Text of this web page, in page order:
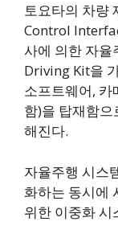
토요타의 차량
Control
사에 의한 자
Driving Kit을
소프트웨어, 카
함)을 탑재함
해진다.
자율주행 시스
화하는 동시에
위한 이중화 시